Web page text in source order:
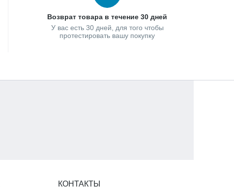
Возврат товара в течение 30 дней
У вас есть 30 дней, для того чтобы
протестировать вашу покупку
КОНТАКТЫ